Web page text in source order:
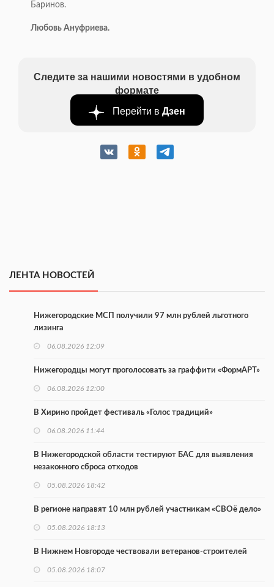
Баринов.
Любовь Ануфриева.
Следите за нашими новостями в удобном
формате
Перейти в Дзен
ЛЕНТА НОВОСТЕЙ
Нижегородские МСП получили 97 млн рублей льготного
лизинга
06.08.2026 12:09
Нижегородцы могут проголосовать за граффити «ФормАРТ»
06.08.2026 12:00
В Хирино пройдет фестиваль «Голос традиций»
06.08.2026 11:44
В Нижегородской области тестируют БАС для выявления
незаконного сброса отходов
05.08.2026 18:42
В регионе направят 10 млн рублей участникам «СВОё дело»
05.08.2026 18:13
В Нижнем Новгороде чествовали ветеранов-строителей
05.08.2026 18:07